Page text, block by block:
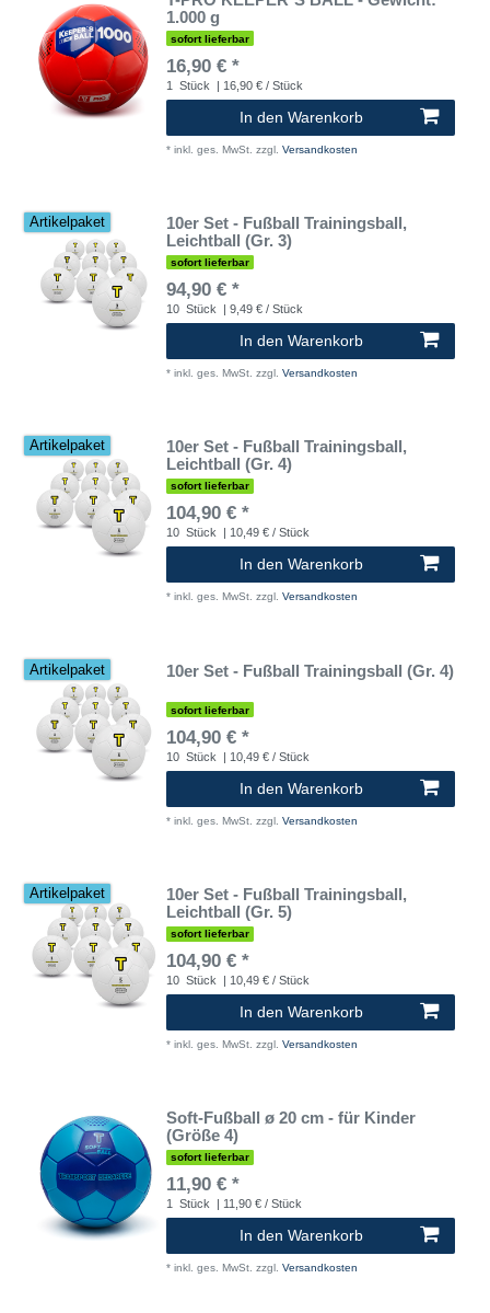
1.000 g
sofort lieferbar
16,90 € *
1 Stück | 16,90 € / Stück
In den Warenkorb
* inkl. ges. MwSt. zzgl. Versandkosten
Artikelpaket
10er Set - Fußball Trainingsball,
Leichtball (Gr. 3)
sofort lieferbar
94,90 € *
10 Stück | 9,49 € / Stück
In den Warenkorb
* inkl. ges. MwSt. zzgl. Versandkosten
Artikelpaket
10er Set - Fußball Trainingsball,
Leichtball (Gr. 4)
sofort lieferbar
104,90 € *
10 Stück | 10,49 € / Stück
In den Warenkorb
* inkl. ges. MwSt. zzgl. Versandkosten
Artikelpaket 10er Set - Fußball Trainingsball (Gr. 4)
sofort lieferbar
104,90 € *
10 Stück | 10,49 € / Stück
In den Warenkorb
* inkl. ges. MwSt. zzgl. Versandkosten
Artikelpaket
10er Set - Fußball Trainingsball,
Leichtball (Gr. 5)
sofort lieferbar
104,90 € *
10 Stück | 10,49 € / Stück
In den Warenkorb
* inkl. ges. MwSt. zzgl. Versandkosten
Soft-Fußball ø 20 cm - für Kinder
(Größe 4)
sofort lieferbar
11,90 € *
1 Stück | 11,90 € / Stück
In den Warenkorb
* inkl. ges. MwSt. zzgl. Versandkosten